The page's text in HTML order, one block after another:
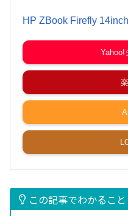
HP ZBook Firefly
Yahoo!
この記事でわかること